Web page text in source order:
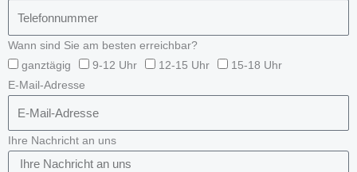
Wann sind Sie am besten erreichbar?
ganztägig
9-12 Uhr 12-15 Uhr
15-18 Uhr
E-Mail-Adresse
Ihre Nachricht an uns